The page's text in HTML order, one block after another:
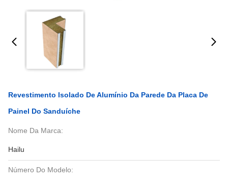
Revestimento Isolado De Alumínio Da Parede Da Placa De
Painel Do Sanduíche
Nome Da Marca:
Hailu
Número Do Modelo: